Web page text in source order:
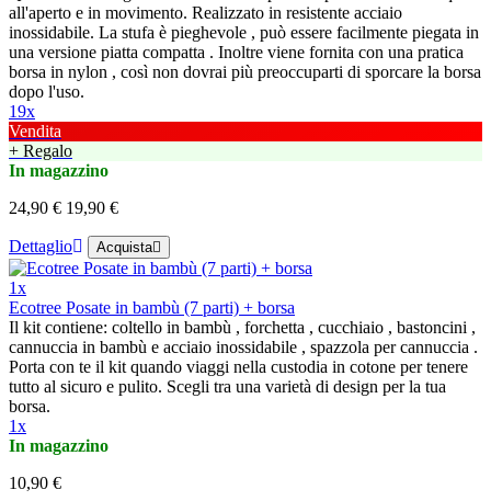
all'aperto e in movimento. Realizzato in resistente acciaio
inossidabile. La stufa è pieghevole , può essere facilmente piegata in
una versione piatta compatta . Inoltre viene fornita con una pratica
borsa in nylon , così non dovrai più preoccuparti di sporcare la borsa
dopo l'uso.
19x
Vendita
+ Regalo
In magazzino
24,90 € 19,90 €
Dettaglio Acquista
1x
Ecotree Posate in bambù (7 parti) + borsa
Il kit contiene: coltello in bambù , forchetta , cucchiaio , bastoncini ,
cannuccia in bambù e acciaio inossidabile , spazzola per cannuccia .
Porta con te il kit quando viaggi nella custodia in cotone per tenere
tutto al sicuro e pulito. Scegli tra una varietà di design per la tua
borsa.
1x
In magazzino
10,90 €